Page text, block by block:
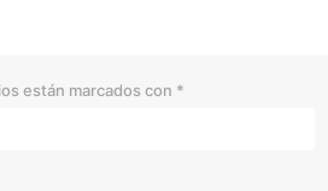
están marcados con *